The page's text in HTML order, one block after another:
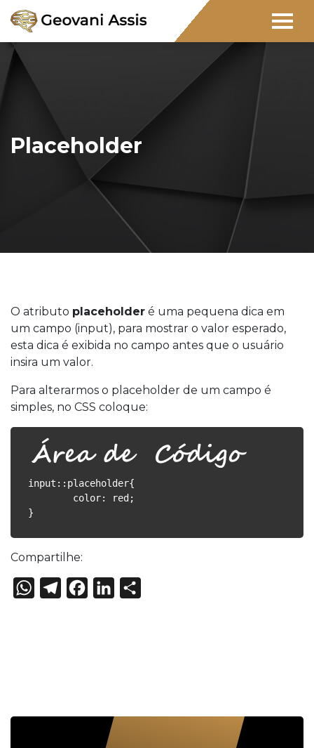
Placeholder
O atributo placeholder é uma pequena dica em
um campo (input), para mostrar o valor esperado,
esta dica é exibida no campo antes que o usuário
insira um valor.
Para alterarmos o placeholder de um campo é
simples, no CSS coloque:
input::placeholder{
}
Compartilhe:
WhatsApp
TelegramFacebook
LinkedIn